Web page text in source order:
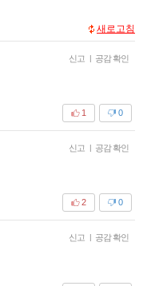
새로고침
신고 | 공감 확인
0
1
신고 | 공감 확인
0
2
신고 | 공감 확인